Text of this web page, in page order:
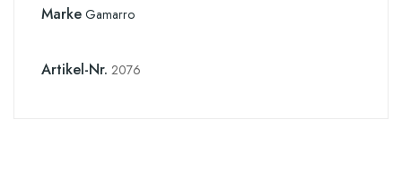
Marke Gamarro
Artikel-Nr. 2076